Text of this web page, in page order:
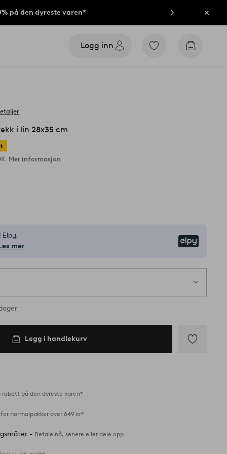
på den dyreste varen* Lukk
Logg inn
Gå
Gå
i lin 28x35 cm
Mer informasjon
Elpy.
Les mer
Legg i handlekurv
rabatt på den dyreste varen*
normalpakker over 649 kr*
- Betale nå, senere eller dele opp